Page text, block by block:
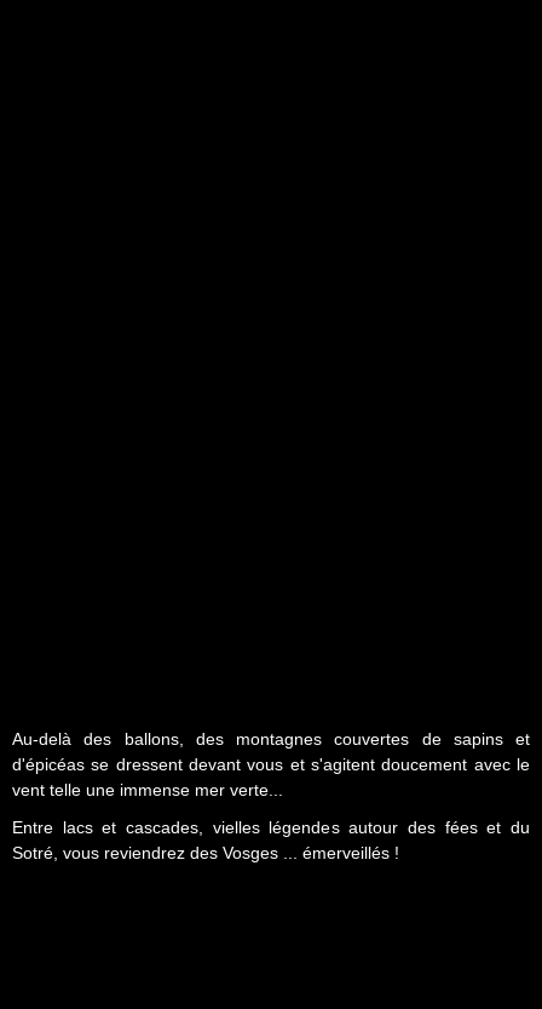
Au-delà des ballons, des montagnes couvertes de sapins et
d'épicéas se dressent devant vous et s'agitent doucement avec le
vent telle une immense mer verte...
Entre lacs et cascades, vielles légendes autour des fées et du
Sotré, vous reviendrez des Vosges ... émerveillés !